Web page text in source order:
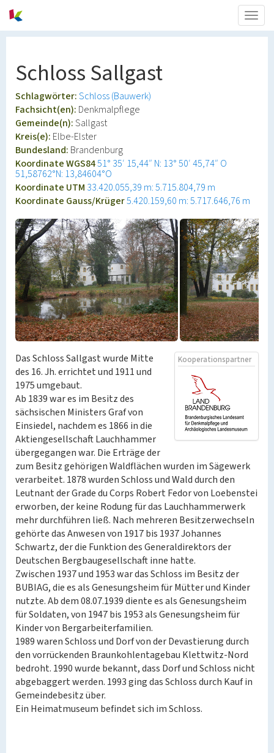
Schloss Sallgast
Schlagwörter:Schloss (Bauwerk)
Fachsicht(en): Denkmalpflege
Gemeinde(n):Sallgast
Kreis(e): Elbe-Elster
Bundesland: Brandenburg
Koordinate WGS8451° 35′ 15,44″ N: 13° 50′ 45,74″ O
51,58762°N: 13,84604°O
Koordinate UTM 33.420.055,39 m: 5.715.804,79 m
Koordinate Gauss/Krüger5.420.159,60 m: 5.717.646,76 m
Kooperationspartner
Das Schloss Sallgast wurde Mitte
des 16. Jh. errichtet und 1911 und
1975 umgebaut.
Ab 1839 war es im Besitz des
sächsischen Ministers Graf von
Einsiedel, nachdem es 1866 in die
Aktiengesellschaft Lauchhammer
übergegangen war. Die Erträge der
zum Besitz gehörigen Waldflächen wurden im Sägewerk
verarbeitet. 1878 wurden Schloss und Wald durch den
Leutnant der Grade du Corps Robert Fedor von Loebenstei
erworben, der keine Rodung für das Lauchhammerwerk
mehr durchführen ließ. Nach mehreren Besitzerwechseln
gehörte das Anwesen von 1917 bis 1937 Johannes
Schwartz, der die Funktion des Generaldirektors der
Deutschen Bergbaugesellschaft inne hatte.
Zwischen 1937 und 1953 war das Schloss im Besitz der
BUBIAG, die es als Genesungsheim für Mütter und Kinder
nutzte. Ab dem 08.07.1939 diente es als Genesungsheim
für Soldaten, von 1947 bis 1953 als Genesungsheim für
Kinder von Bergarbeiterfamilien.
1989 waren Schloss und Dorf von der Devastierung durch
den vorrückenden Braunkohlentagebau Klettwitz-Nord
bedroht. 1990 wurde bekannt, dass Dorf und Schloss nicht
abgebaggert werden. 1993 ging das Schloss durch Kauf in
Gemeindebesitz über.
Ein Heimatmuseum befindet sich im Schloss.